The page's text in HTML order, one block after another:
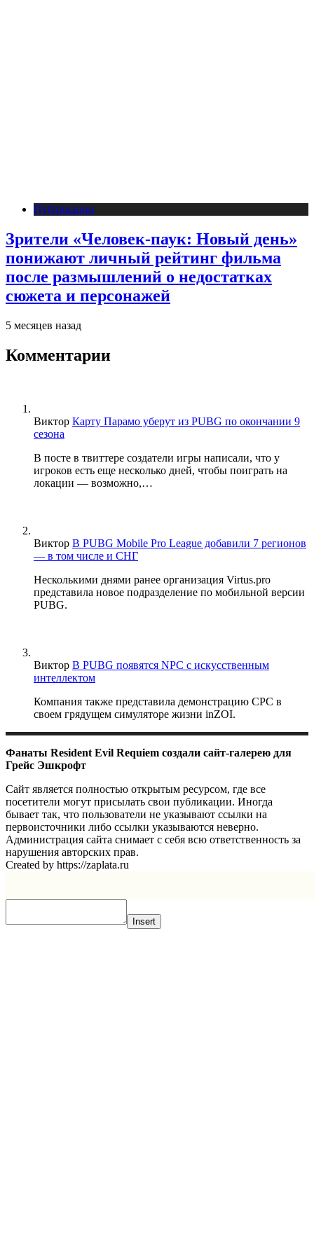
Публикации
Зрители «Человек-паук: Новый день»
понижают личный рейтинг фильма
после размышлений о недостатках
сюжета и персонажей
5 месяцев назад
Комментарии
Виктор Карту Парамо уберут из PUBG по окончании 9
сезона
В посте в твиттере создатели игры написали, что у
игроков есть еще несколько дней, чтобы поиграть на
локации — возможно,…
Виктор В PUBG Mobile Pro League добавили 7 регионов
— в том числе и СНГ
Несколькими днями ранее организация Virtus.pro
представила новое подразделение по мобильной версии
PUBG.
Виктор В PUBG появятся NPC с искусственным
интеллектом
Компания также представила демонстрацию CPC в
своем грядущем симуляторе жизни inZOI.
Фанаты Resident Evil Requiem создали сайт-галерею для
Грейс Эшкрофт
Сайт является полностью открытым ресурсом, где все
посетители могут присылать свои публикации. Иногда
бывает так, что пользователи не указывают ссылки на
первоисточники либо ссылки указываются неверно.
Администрация сайта снимает с себя всю ответственность за
нарушения авторских прав.
Created by https://zaplata.ru
Insert